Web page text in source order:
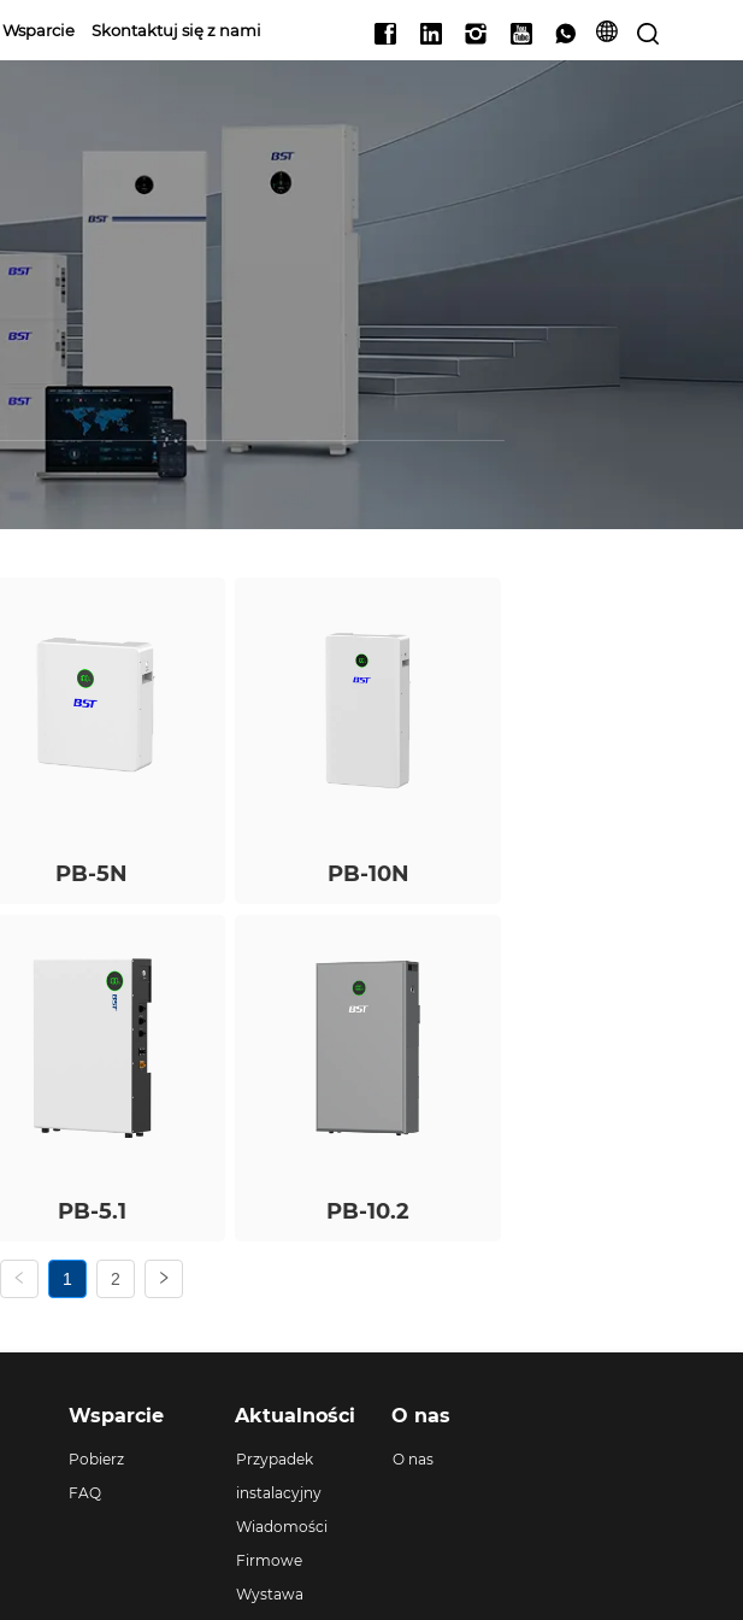
Wsparcie Skontaktuj się z nami
PB-5N PB-10N
PB-5.1 PB-10.2
1 2
Wsparcie
Pobierz
FAQ
Aktualności
Przypadek
instalacyjny
Wiadomości
Firmowe
Wystawa
O nas
O nas